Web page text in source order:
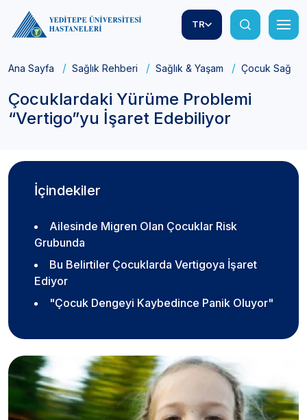
TR
Ana Sayfa Sağlık Rehberi Sağlık & Yaşam Çocuk Sağlığı
Çocuklardaki Yürüme Problemi
“Vertigo”yu İşaret Edebiliyor
İçindekiler
Ailesinde Migren Olan Çocuklar Risk
Grubunda
Bu Belirtiler Çocuklarda Vertigoya İşaret
Ediyor
"Çocuk Dengeyi Kaybedince Panik Oluyor"